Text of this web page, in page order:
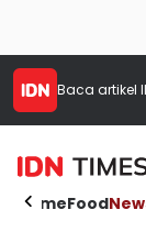
Baca artikel
HomeFood